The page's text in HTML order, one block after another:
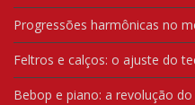
Progressões harmônicas no
Feltros e calços: o ajuste do
Bebop e piano: a revolução